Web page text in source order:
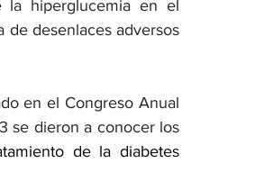
la hiperglucemia en el
de desenlaces adversos
en el Congreso Anual
se dieron a conocer los
de la diabetes